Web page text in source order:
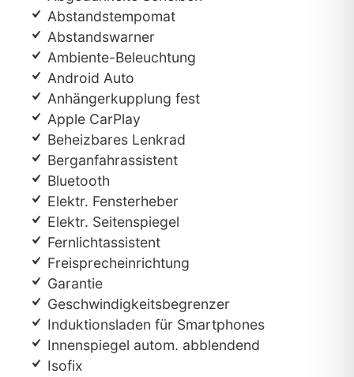
Abstandstempomat
Abstandswarner
Ambiente-Beleuchtung
Android Auto
Anhängerkupplung fest
Apple CarPlay
Beheizbares Lenkrad
Berganfahrassistent
Bluetooth
Elektr. Fensterheber
Elektr. Seitenspiegel
Fernlichtassistent
Freisprecheinrichtung
Garantie
Geschwindigkeitsbegrenzer
Induktionsladen für Smartphones
Innenspiegel autom. abblendend
Isofix